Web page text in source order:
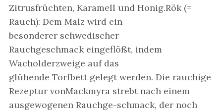
Zitrusfrüchten, Karamell und Honig.Rök (=
Rauch): Dem Malz wird ein
besonderer schwedischer
Rauchgeschmack eingeflößt, indem
Wacholderzweige auf das
glühende Torfbett gelegt werden. Die rauchige
Rezeptur vonMackmyra strebt nach einem
ausgewogenen Rauchge-schmack, der noch